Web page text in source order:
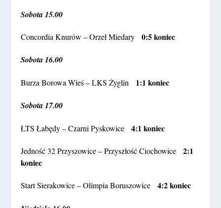
Sobota 15.00
Concordia Knurów – Orzeł Miedary0:5 koniec
Sobota 16.00
Burza Borowa Wieś – LKS Żyglin 1:1 koniec
Sobota 17.00
ŁTS Łabędy – Czarni Pyskowice4:1 koniec
Jedność 32 Przyszowice – Przyszłość Ciochowice2:1
koniec
Start Sierakowice – Olimpia Boruszowice4:2 koniec